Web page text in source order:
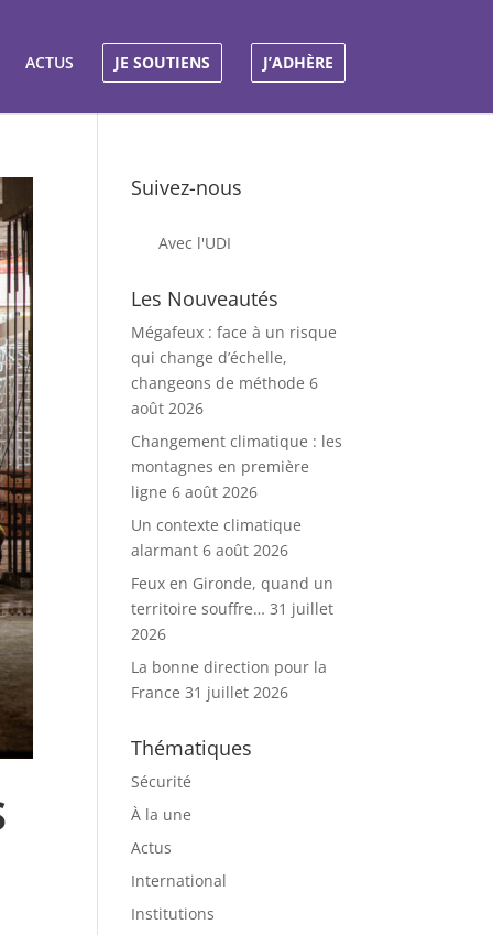
ACTUS JE SOUTIENS J’ADHÈRE
Suivez-nous
Avec l'UDI
Les Nouveautés
Mégafeux : face à un risque
qui change d’échelle,
changeons de méthode 6
août 2026
Changement climatique : les
montagnes en première
ligne 6 août 2026
Un contexte climatique
alarmant 6 août 2026
Feux en Gironde, quand un
territoire souffre… 31 juillet
2026
La bonne direction pour la
France 31 juillet 2026
Thématiques
Sécurité
À la une
Actus
International
Institutions